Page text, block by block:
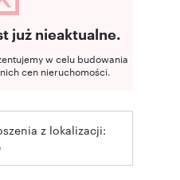
już nieaktualne.
w celu budowania
cen nieruchomości.
z lokalizacji: